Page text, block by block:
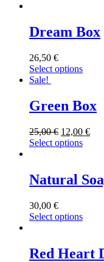
Dream Box
26,50 €
Select options
Sale!
Green Box
25,00€ 12,00 €
Select options
Natural
30,00 €
Select options
Red Heart